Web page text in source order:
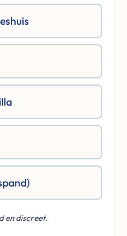
en discreet.